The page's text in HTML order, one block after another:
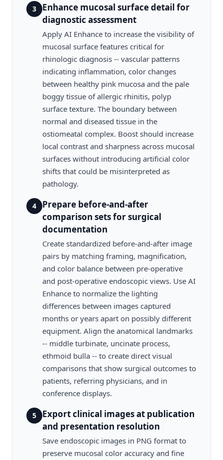
3
Enhance mucosal surface detail for
diagnostic assessment
Apply AI Enhance to increase the visibility of
mucosal surface features critical for
rhinologic diagnosis -- vascular patterns
indicating inflammation, color changes
between healthy pink mucosa and the pale
boggy tissue of allergic rhinitis, polyp
surface texture. The boundary between
normal and diseased tissue in the
ostiomeatal complex. Boost should increase
local contrast and sharpness across mucosal
surfaces without introducing artificial color
shifts that could be misinterpreted as
pathology.
4
Prepare before-and-after
comparison sets for surgical
documentation
Create standardized before-and-after image
pairs by matching framing, magnification,
and color balance between pre-operative
and post-operative endoscopic views. Use AI
Enhance to normalize the lighting
differences between images captured
months or years apart on possibly different
equipment. Align the anatomical landmarks
-- middle turbinate, uncinate process,
ethmoid bulla -- to create direct visual
comparisons that show surgical outcomes to
patients, referring physicians, and in
conference displays.
5
Export clinical images at publication
and presentation resolution
Save endoscopic images in PNG format to
preserve mucosal color accuracy and fine